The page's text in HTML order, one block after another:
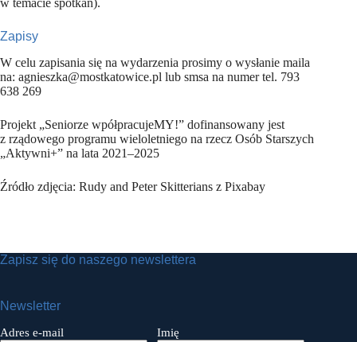
w temacie spotkań).
Zapisy
W celu zapisania się na wydarzenia prosimy o wysłanie maila
na: agnieszka@mostkatowice.pl lub smsa na numer tel. 793
638 269
Projekt „Seniorze wpółpracujeMY!” dofinansowany jest
z rządowego programu wieloletniego na rzecz Osób Starszych
„Aktywni+” na lata 2021–2025
Źródło zdjęcia: Rudy and Peter Skitterians z Pixabay
Zapisz się do naszego newslettera
Newsletter
Adres e-mail Imię